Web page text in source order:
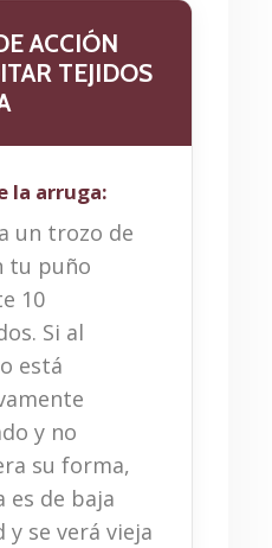
ACCIÓN
TEJIDOS
la arruga:
un trozo de
tu puño
10
Si al
está
y no
su forma,
es de baja
y se verá vieja